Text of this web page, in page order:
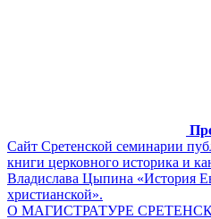
Сайт Сретенской семинарии
книги церковного историка и
Владислава Цыпина «История
христианской».
О МАГИСТРАТУРЕ